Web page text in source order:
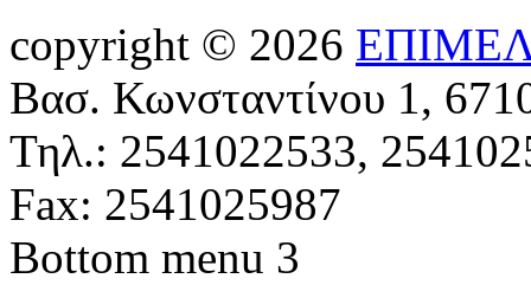
copyright © 2026
Βασ. Κωνσταντίνου 1,
Τηλ.: 2541022533,
Fax: 2541025987
Bottom menu 3